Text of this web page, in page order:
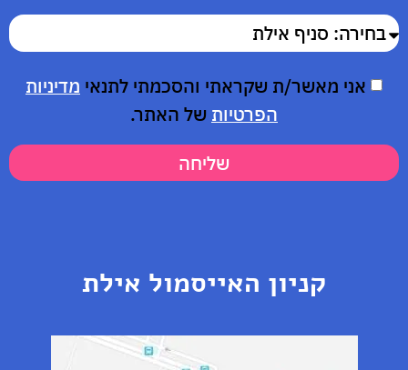
אני מאשר/ת שקראתי והסכמתי לתנאי מדיניות
הפרטיות של האתר.
שליחה
קניון האייסמול אילת